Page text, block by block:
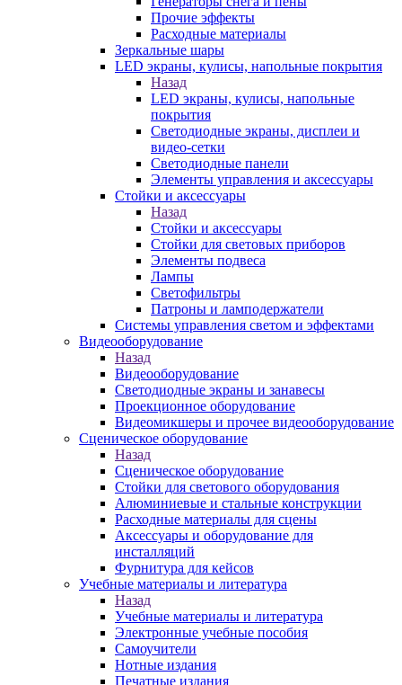
Прочие эффекты
Расходные материалы
Зеркальные шары
LED экраны, кулисы, напольные покрытия
Назад
LED экраны, кулисы, напольные
покрытия
Светодиодные экраны, дисплеи и
видео-сетки
Светодиодные панели
Элементы управления и аксессуары
Стойки и аксессуары
Назад
Стойки и аксессуары
Стойки для световых приборов
Элементы подвеса
Лампы
Светофильтры
Патроны и ламподержатели
Системы управления светом и эффектами
Видеооборудование
Назад
Видеооборудование
Светодиодные экраны и занавесы
Проекционное оборудование
Видеомикшеры и прочее видеооборудование
Сценическое оборудование
Назад
Сценическое оборудование
Стойки для светового оборудования
Алюминиевые и стальные конструкции
Расходные материалы для сцены
Аксессуары и оборудование для
инсталляций
Фурнитура для кейсов
Учебные материалы и литература
Назад
Учебные материалы и литература
Электронные учебные пособия
Самоучители
Нотные издания
Печатные издания